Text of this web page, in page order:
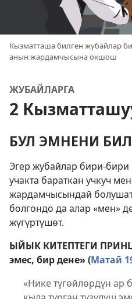
Кызматташа билген жубайлар
анын жардамчысына окшош
ЖУБАЙЛАРГА
2
БУЛ ЭМНЕНИ
Эгер жубайлар бири-
учакта бараткан учкуч
жардамчысындай
болгондо да алар «мен»
жүгүртүшөт.
ЫЙЫК КИТЕПТЕГИ
эмес, бир дене» (Матай
«Нике түгөйлөрдүн ар